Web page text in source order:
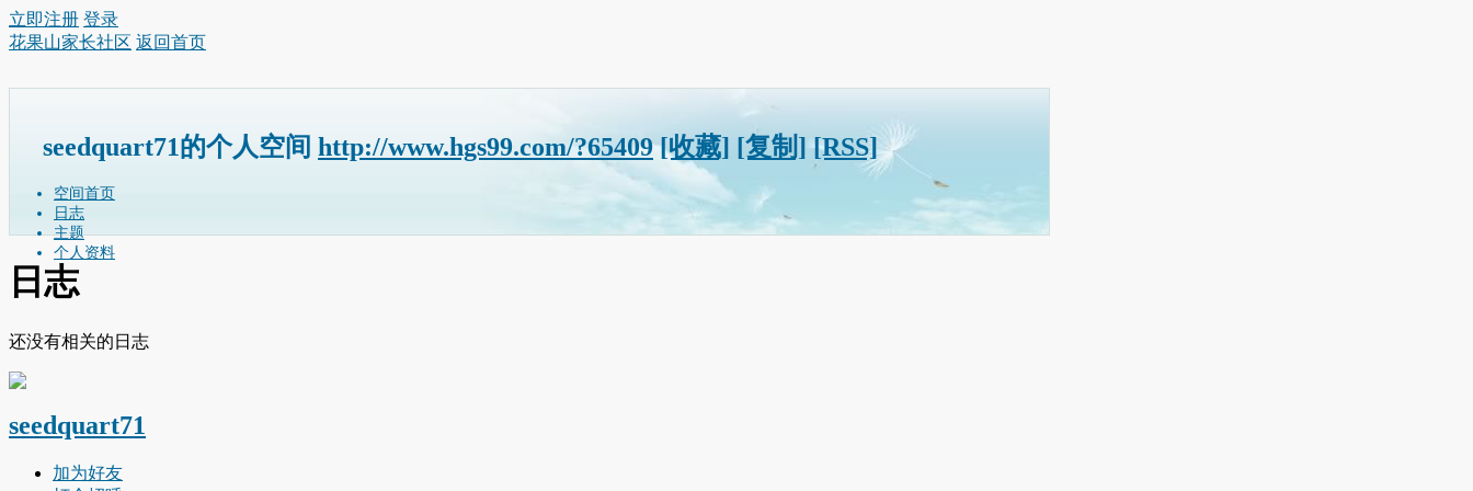
立即注册 登录
花果山家长社区 返回首页
seedquart71的个人空间 http://www.hgs99.com/?65409 [收藏] [复制] [RSS]
空间首页
日志
主题
个人资料
日志
还没有相关的日志
seedquart71
加为好友